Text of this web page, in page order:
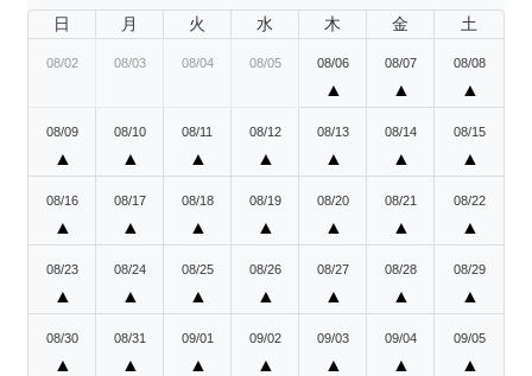
日 月 火 水 木 金 土
08/02 08/03 08/04 08/05 08/06
▲
08/07
▲
08/08
▲
08/09
▲
08/10
▲
08/11
▲
08/12
▲
08/13
▲
08/14
▲
08/15
▲
08/16
▲
08/17
▲
08/18
▲
08/19
▲
08/20
▲
08/21
▲
08/22
▲
08/23
▲
08/24
▲
08/25
▲
08/26
▲
08/27
▲
08/28
▲
08/29
▲
08/30
▲
08/31
▲
09/01
▲
09/02
▲
09/03
▲
09/04
▲
09/05
▲